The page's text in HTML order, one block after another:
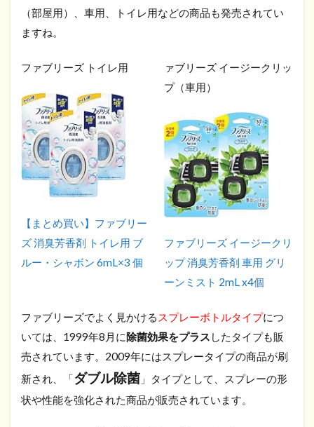
（部屋用）、車用、トイレ用などの商品も発売されてい
ますね。
ファブリーズ トイレ用
【まとめ買い】ファブリー
ズ 消臭芳香剤 トイレ用 ブ
ルー・シャボン 6mL×3 個
ァブリーズ イージークリッ
プ（車用）
ファブリーズ イージークリ
ップ 消臭芳香剤 車用 グリ
ーンミスト 2mL x4個
ファブリーズでよく見かける スプレーボトルタイプにつ
いては、1999年8月に除菌効果をプラス したタイプも販
売されています。2009年にはスプレータイプの商品が刷
新され、「ダブル除菌 」タイプとして、スプレーの形
状や性能を強化された商品が販売されています。